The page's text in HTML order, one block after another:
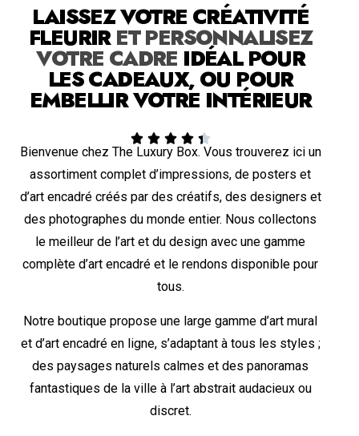
LAISSEZ VOTRE CRÉATIVITÉ
FLEURIRET PERSONNALISEZ
VOTRE CADRE IDÉAL POUR
LES CADEAUX, OU POUR
EMBELLIR VOTRE INTÉRIEUR
    
Bienvenue chez The Luxury Box. Vous trouverez ici un
assortiment complet d’impressions, de posters et
d’art encadré créés par des créatifs, des designers et
des photographes du monde entier. Nous collectons
le meilleur de l’art et du design avec une gamme
complète d’art encadré et le rendons disponible pour
tous.
Notre boutique propose une large gamme d’art mural
et d’art encadré en ligne, s’adaptant à tous les styles ;
des paysages naturels calmes et des panoramas
fantastiques de la ville à l’art abstrait audacieux ou
discret.